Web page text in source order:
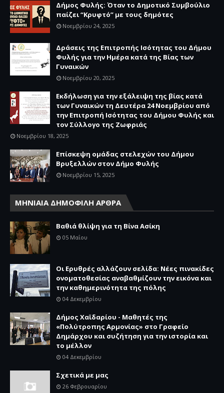
Δήμος Φυλής: Όταν το Δημοτικό Συμβούλιο
παίζει “Κρυφτό” με τους δημότες
Νοεμβρίου 24, 2025
Δράσεις της Επιτροπής Ισότητας του Δήμου
Φυλής για την Ημέρα κατά της Βίας των
Γυναικών
Νοεμβρίου 20, 2025
Εκδήλωση για την εξάλειψη της βίας κατά
των Γυναικών τη Δευτέρα 24 Νοεμβρίου από
την Επιτροπή Ισότητας του Δήμου Φυλής και
τον Σύλλογο της Ζωφριάς
Νοεμβρίου 18, 2025
Επίσκεψη ομάδας στελεχών του Δήμου
Βρυξελλών στον Δήμο Φυλής
Νοεμβρίου 15, 2025
ΜΗΝΙΑΙΑ ΔΗΜΟΦΙΛΗ ΑΡΘΡΑ
Βαθιά θλίψη για τη Βίνα Ασίκη
05 Μαΐου
Οι Ερυθρές αλλάζουν σελίδα: Νέες πινακίδες
ονοματοθεσίας αναβαθμίζουν την εικόνα και
την καθημερινότητα της πόλης
04 Δεκεμβρίου
Δήμος Χαϊδαρίου - Μαθητές της
«Πολύτροπης Αρμονίας» στο Γραφείο
Δημάρχου και συζήτηση για την ιστορία και
το μέλλον
04 Δεκεμβρίου
Σχετικά με μας
26 Φεβρουαρίου